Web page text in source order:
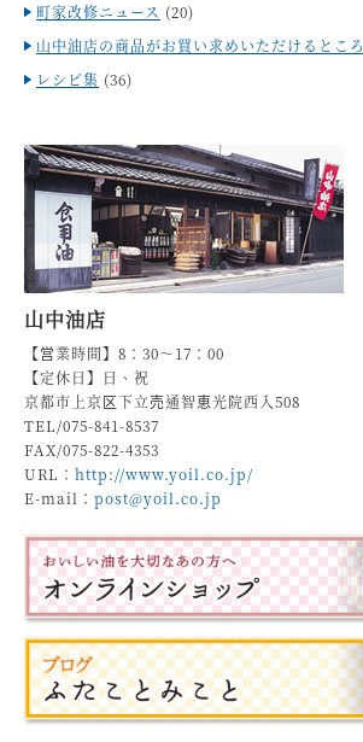
町家改修ニュース (20)
山中油店の商品がお買い求めいただけるところ
レシピ集 (36)
山中油店
【営業時間】8：30～17：00
【定休日】日、祝
京都市上京区下立売通智恵光院西入508
TEL/075-841-8537
FAX/075-822-4353
URL： http://www.yoil.co.jp/
E-mail： post@yoil.co.jp